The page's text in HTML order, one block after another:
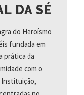
DA SÉ
do Heroísmo
fundada em
prática da
com o
Instituição,